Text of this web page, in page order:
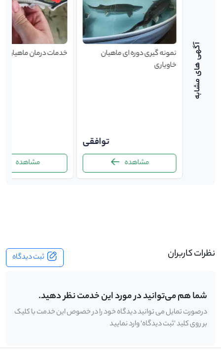
نمونه گیری دوره ای ماهیان
خاویاری
توافقی
مشاهده
خدمات درمان ماهیان
مشاهده
نظرات کاربران ثبت دیدگاه
شما هم می‌توانید در مورد این خدمت نظر دهید.
درصورت تمایل می توانید دیدگاه خود را در خصوص این خدمت با کلیک
بر روی کلید 'ثبت دیدگاه' وارد نمایید